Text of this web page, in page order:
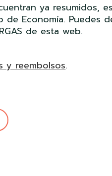
ya resumidos,
de Economía. Puedes
de esta web.
y reembolsos.